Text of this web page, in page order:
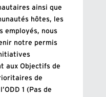
ainsi que
hôtes, les
employés, nous
notre permis
aux Objectifs de
de
1 (Pas de